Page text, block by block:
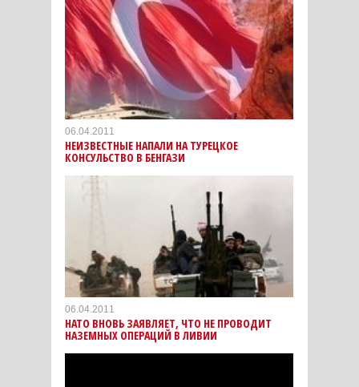
06.04.2011
НЕИЗВЕСТНЫЕ НАПАЛИ НА ТУРЕЦКОЕ
КОНСУЛЬСТВО В БЕНГАЗИ
06.04.2011
НАТО ВНОВЬ ЗАЯВЛЯЕТ, ЧТО НЕ ПРОВОДИТ
НАЗЕМНЫХ ОПЕРАЦИЙ В ЛИВИИ